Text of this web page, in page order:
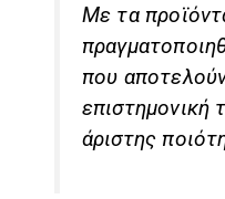
Με τα
που
επιστημονική
άριστης